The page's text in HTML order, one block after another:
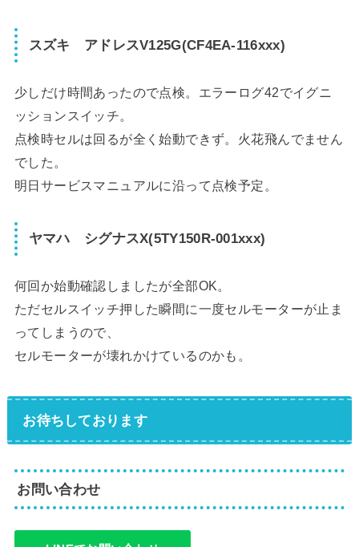
スズキ アドレスV125G(CF4EA-116xxx)
少しだけ時間あったので点検。エラーログ42でイグニ
ッションスイッチ。
点検時セルは回るが全く始動できず。火花飛んでません
でした。
明日サービスマニュアルに沿って点検予定。
ヤマハ シグナスX(5TY150R-001xxx)
何回か始動確認しましたが全部OK。
ただセルスイッチ押した瞬間に一度セルモーターが止ま
ってしまうので、
セルモーターが壊れかけているのかも。
お待ちしております
お問い合わせ